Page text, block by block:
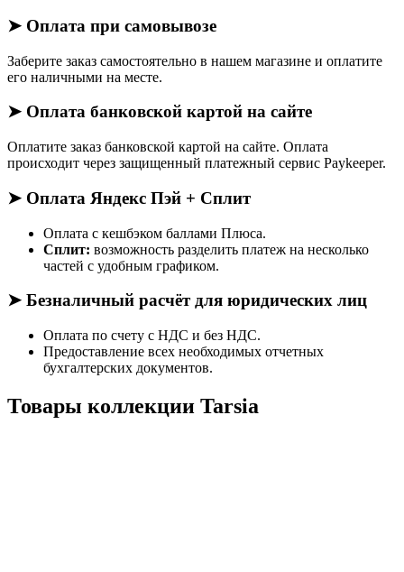
➤ Оплата при самовывозе
Заберите заказ самостоятельно в нашем магазине и оплатите
его наличными на месте.
➤ Оплата банковской картой на сайте
Оплатите заказ банковской картой на сайте. Оплата
происходит через защищенный платежный сервис Paykeeper.
➤ Оплата Яндекс Пэй + Сплит
Оплата с кешбэком баллами Плюса.
Сплит: возможность разделить платеж на несколько
частей с удобным графиком.
➤ Безналичный расчёт для юридических лиц
Оплата по счету с НДС и без НДС.
Предоставление всех необходимых отчетных
бухгалтерских документов.
Товары коллекции Tarsia